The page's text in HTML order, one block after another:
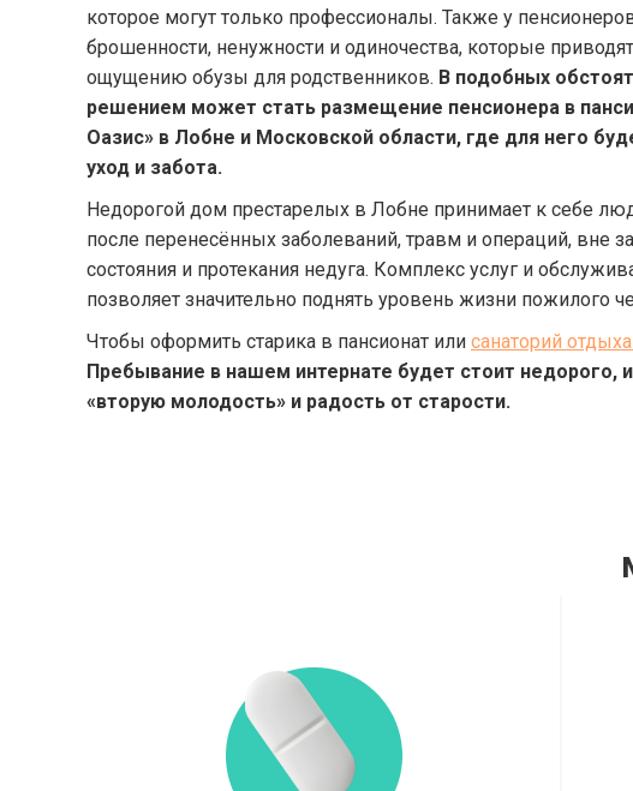
которое могут только профессионалы. Также у
брошенности, ненужности и одиночества, которые
ощущению обузы для родственников. В подобных
решением может стать размещение пенсионера в
Оазис» в Лобне и Московской области, где для него
уход и забота.
Недорогой дом престарелых в Лобне принимает к себе
после перенесённых заболеваний, травм и операций, вне
состояния и протекания недуга. Комплекс услуг и
позволяет значительно поднять уровень жизни пожилого
Чтобы оформить старика в пансионат или санаторий
Пребывание в нашем интернате будет стоит
«вторую молодость» и радость от старости.